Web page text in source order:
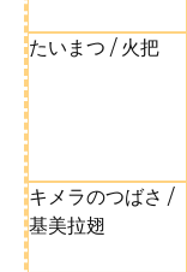
たいまつ / 火把
キメラのつばさ /
基美拉翅